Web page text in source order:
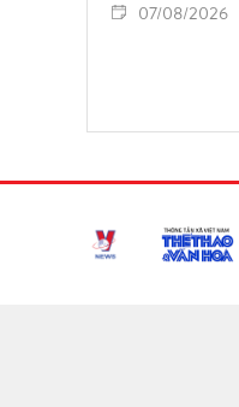
07/08/2026